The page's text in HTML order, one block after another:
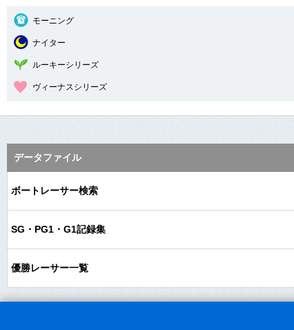
モーニング
ナイター
ルーキーシリーズ
ヴィーナスシリーズ
データファイル
ボートレーサー検索
SG・PG1・G1記録集
優勝レーサー一覧